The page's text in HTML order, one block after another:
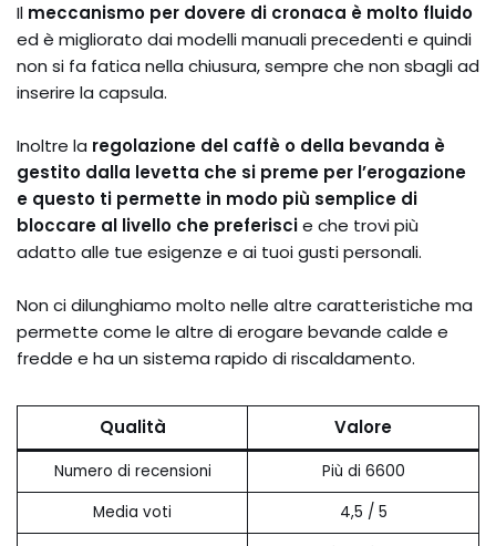
Il meccanismo per dovere di cronaca è molto fluido
ed è migliorato dai modelli manuali precedenti e quindi
non si fa fatica nella chiusura, sempre che non sbagli ad
inserire la capsula.
Inoltre la regolazione del caffè o della bevanda è
gestito dalla levetta che si preme per l’erogazione
e questo ti permette in modo più semplice di
bloccare al livello che preferiscie che trovi più
adatto alle tue esigenze e ai tuoi gusti personali.
Non ci dilunghiamo molto nelle altre caratteristiche ma
permette come le altre di erogare bevande calde e
fredde e ha un sistema rapido di riscaldamento.
Qualità Valore
Numero di recensioni
Più di 6600
Media voti
4,5 / 5